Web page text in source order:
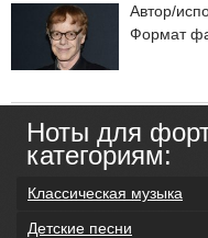
Автор/
Формат
Ноты для
категориям:
Классическая музыка
Детские песни